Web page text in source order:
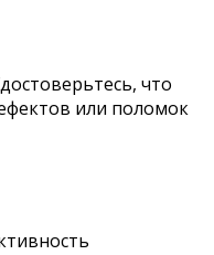
что
или поломок